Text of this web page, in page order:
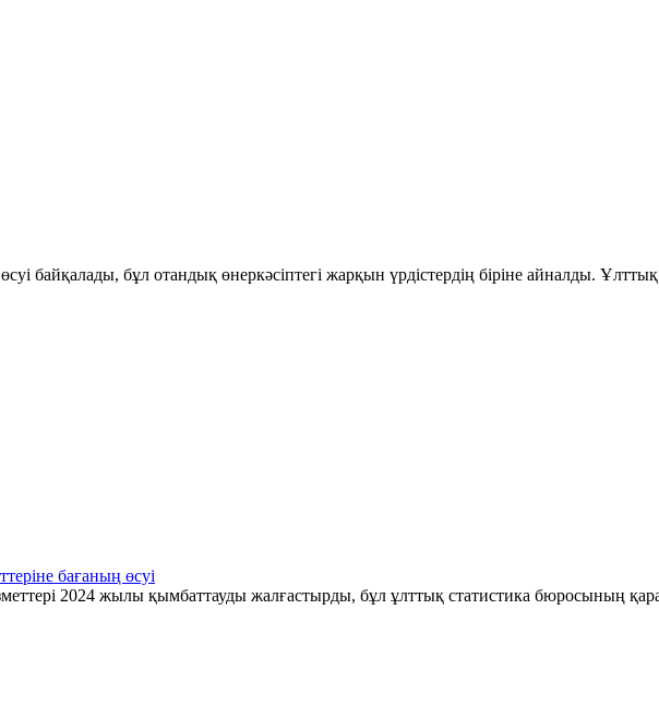
байқалады, бұл отандық өнеркәсіптегі жарқын үрдістердің біріне айналды. Ұлттық
бағаның өсуі
2024 жылы қымбаттауды жалғастырды, бұл ұлттық статистика бюросының